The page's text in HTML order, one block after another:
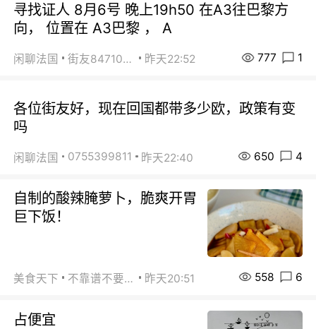
寻找证人 8月6号 晚上19h50 在A3往巴黎方
向， 位置在 A3巴黎 ， A
闲聊法国 街友84710671 昨天22:52 777 1
各位街友好，现在回国都带多少欧，政策有变
吗
闲聊法国 0755399811 昨天22:40 650 4
自制的酸辣腌萝卜，脆爽开胃
巨下饭！
美食天下 不靠谱不要联系 昨天20:51 558 6
占便宜